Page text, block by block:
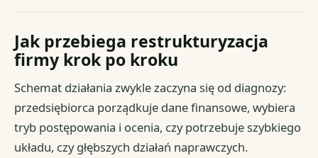
Jak przebiega restrukturyzacja
firmy krok po kroku
Schemat działania zwykle zaczyna się od diagnozy:
przedsiębiorca porządkuje dane finansowe, wybiera
tryb postępowania i ocenia, czy potrzebuje szybkiego
układu, czy głębszych działań naprawczych.